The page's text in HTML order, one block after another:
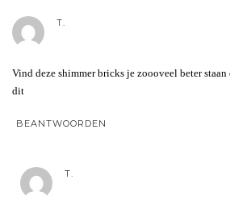
T.
Vind deze shimmer bricks je zoooveel beter
dit
BEANTWOORDEN
T.